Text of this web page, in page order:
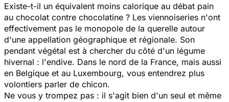
Existe-t-il un équivalent moins calorique au débat pain
au chocolat contre chocolatine ? Les viennoiseries n'ont
effectivement pas le monopole de la querelle autour
d'une appellation géographique et régionale. Son
pendant végétal est à chercher du côté d'un légume
hivernal : l'endive. Dans le nord de la France, mais aussi
en Belgique et au Luxembourg, vous entendrez plus
volontiers parler de chicon.
Ne vous y trompez pas : il s'agit bien d'un seul et même